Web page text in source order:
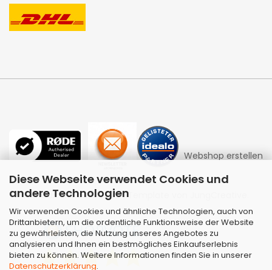
Diese Webseite verwendet Cookies und
andere Technologien
Wir verwenden Cookies und ähnliche Technologien, auch von
Drittanbietern, um die ordentliche Funktionsweise der Website
zu gewährleisten, die Nutzung unseres Angebotes zu
analysieren und Ihnen ein bestmögliches Einkaufserlebnis
bieten zu können. Weitere Informationen finden Sie in unserer
Datenschutzerklärung.
Webshop erstellen
mit Gambio.de © 2026 | Template von